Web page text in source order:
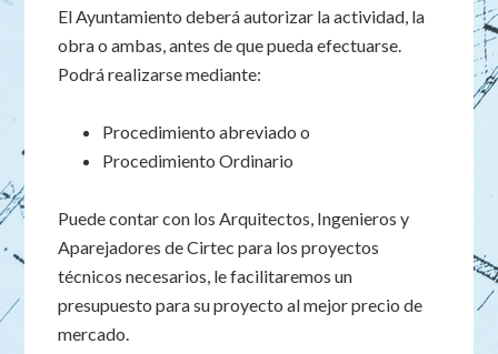
El Ayuntamiento deberá autorizar la actividad, la
obra o ambas, antes de que pueda efectuarse.
Podrá realizarse mediante:
Procedimiento abreviado o
Procedimiento Ordinario
Puede contar con los Arquitectos, Ingenieros y
Aparejadores de Cirtec para los proyectos
técnicos necesarios, le facilitaremos un
presupuesto para su proyecto al mejor precio de
mercado.